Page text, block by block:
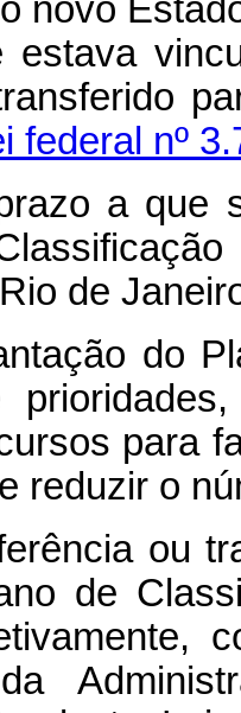
novo
federal nº
a que
de
do
para
reduzir o
ou
de